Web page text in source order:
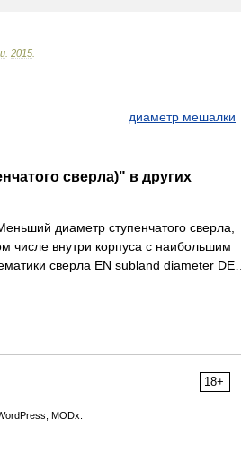
2015
диаметр мешалки
сверла)" в других
диаметр ступенчатого сверла,
числе внутри корпуса с наибольшим
сверла EN subland diameter DE…
18+
MODx.